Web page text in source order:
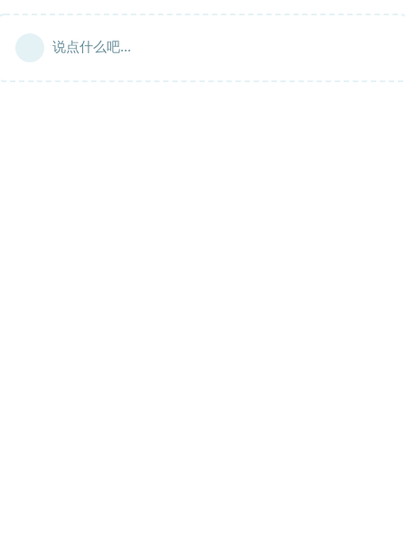
说点什么吧...